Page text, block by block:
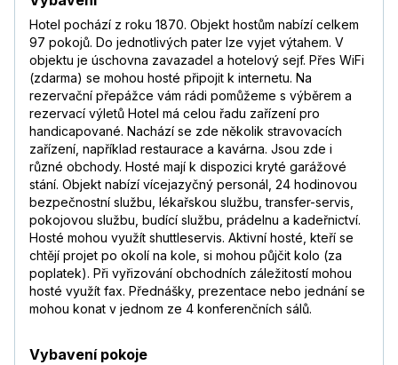
Hotel pochází z roku 1870. Objekt hostům nabízí celkem
97 pokojů. Do jednotlivých pater lze vyjet výtahem. V
objektu je úschovna zavazadel a hotelový sejf. Přes WiFi
(zdarma) se mohou hosté připojit k internetu. Na
rezervační přepážce vám rádi pomůžeme s výběrem a
rezervací výletů Hotel má celou řadu zařízení pro
handicapované. Nachází se zde několik stravovacích
zařízení, například restaurace a kavárna. Jsou zde i
různé obchody. Hosté mají k dispozici kryté garážové
stání. Objekt nabízí vícejazyčný personál, 24 hodinovou
bezpečnostní službu, lékařskou službu, transfer-servis,
pokojovou službu, budící službu, prádelnu a kadeřnictví.
Hosté mohou využít shuttleservis. Aktivní hosté, kteří se
chtějí projet po okolí na kole, si mohou půjčit kolo (za
poplatek). Při vyřizování obchodních záležitostí mohou
hosté využít fax. Přednášky, prezentace nebo jednání se
mohou konat v jednom ze 4 konferenčních sálů.
Vybavení pokoje